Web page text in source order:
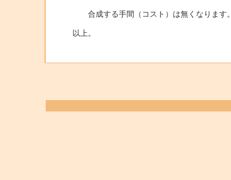
合成する手間（コスト）は無くなります。
以上。